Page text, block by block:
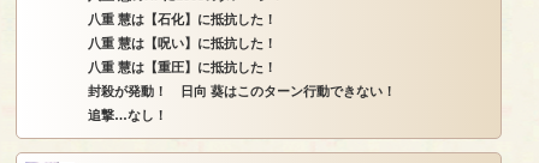
八重 慧は【石化】に抵抗した！
八重 慧は【呪い】に抵抗した！
八重 慧は【重圧】に抵抗した！
封殺が発動！ 日向 葵はこのターン行動できない！
追撃…なし！